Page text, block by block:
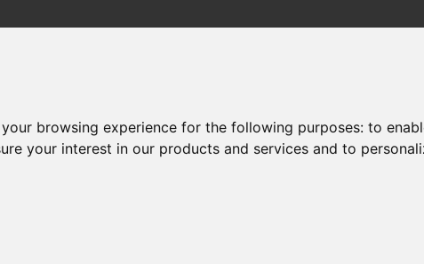
browsing experience for the following purposes:to
your interest in our products and services and to